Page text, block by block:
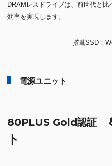
DRAMレスドライブは、前世代と
効率を実現します。
搭載SSD：
電源ユニット
80PLUS Gold認証
ト